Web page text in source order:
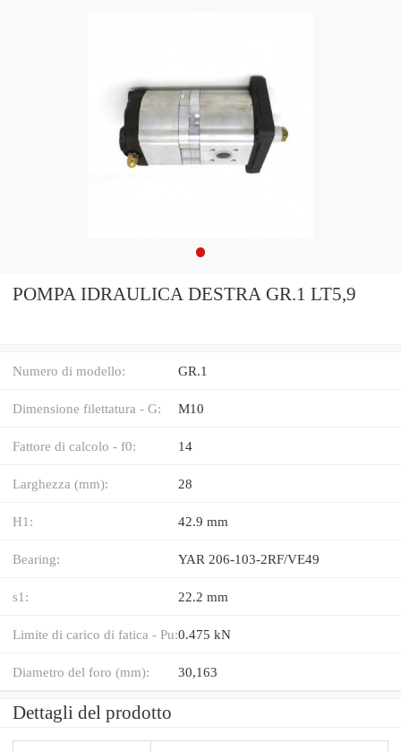
POMPA IDRAULICA DESTRA GR.1 LT5,9
Numero di modello: GR.1
Dimensione filettatura - G: M10
Fattore di calcolo - f0: 14
Larghezza (mm): 28
H1: 42.9 mm
Bearing: YAR 206-103-2RF/VE49
s1: 22.2 mm
Limite di carico di fatica - Pu:0.475 kN
Diametro del foro (mm): 30,163
Dettagli del prodotto